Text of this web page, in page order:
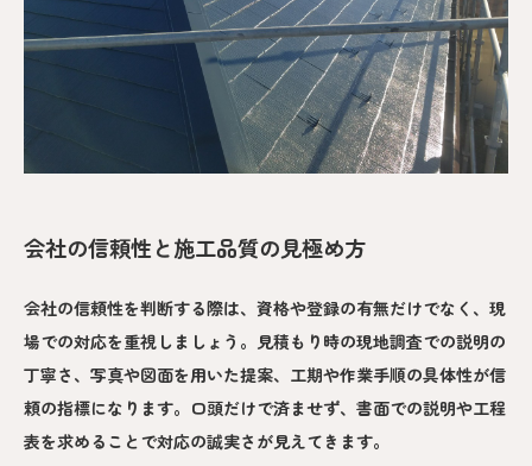
会社の信頼性と施工品質の見極め方
会社の信頼性を判断する際は、資格や登録の有無だけでなく、現
場での対応を重視しましょう。見積もり時の現地調査での説明の
丁寧さ、写真や図面を用いた提案、工期や作業手順の具体性が信
頼の指標になります。口頭だけで済ませず、書面での説明や工程
表を求めることで対応の誠実さが見えてきます。